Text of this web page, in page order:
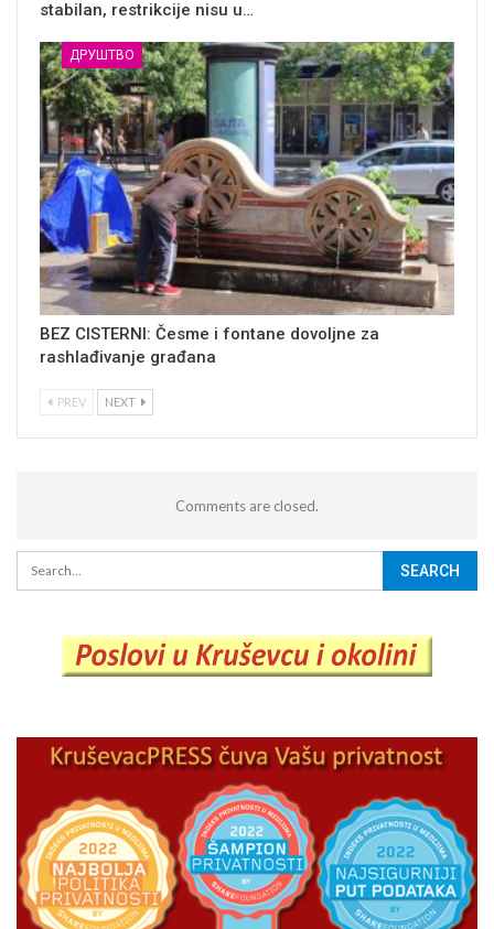
stabilan, restrikcije nisu u…
ДРУШТВО
BEZ CISTERNI: Česme i fontane dovoljne za
rashlađivanje građana
PREV NEXT
Comments are closed.